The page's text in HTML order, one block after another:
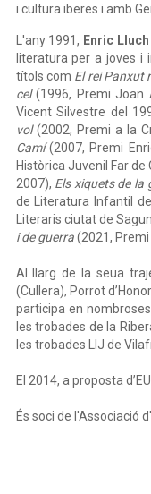
i cultura iberes i amb
L'any 1991, Enric Lluch
literatura per a joves i
títols com El rei Panxut
cel(1996, Premi Joan
Vicent Silvestre del
vol(2002, Premi a la
Camí(2007, Premi
Històrica Juvenil Far de
2007), Els xiquets de la
de Literatura Infantil
Literaris ciutat de
i de guerra(2021, Premi
Al llarg de la seua
(Cullera), Porrot
participa en
les trobades de la
les trobades LIJ de
El 2014, a proposta
És soci de l'Associació